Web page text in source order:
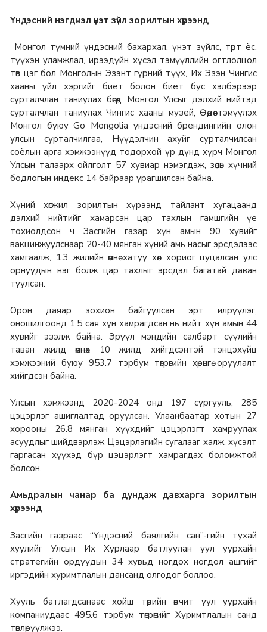
Үндэсний нэгдмэл үнэт зүйл зорилтын хүрээнд
Монгол түмний үндэсний бахархал, үнэт зүйлс, төрт ёс,
түүхэн уламжлал, ирээдүйн хүсэл тэмүүллийн огтлолцол
төв цэг бол Монголын Эзэнт гүрний түүх, Их Эзэн Чингис
хааны үйл хэргийг биет болон биет бус хэлбэрээр
сурталчлан таниулах бөгөөд Монгол Улсыг дэлхий нийтэд
сурталчлан таниулах Чингис хааны музей, Өөдөө тэмүүлэх
Монгол буюу Go Mongolia үндэсний брендингийн олон
улсын сурталчилгаа, Нүүдэлчин ахуйг сурталчилсан
соёлын арга хэмжээнүүд тодорхой үр дүнд хүрч Монгол
Улсын талаарх ойлголт 57 хувиар нэмэгдэж, зөөлөн хүчний
бодлогын индекс 14 байраар урагшилсан байна.
Хүний хөгжил зорилтын хүрээнд тайлант хугацаанд
дэлхий нийтийг хамарсан цар тахлын гамшгийн үе
тохиолдсон ч Засгийн газар хүн амын 90 хувийг
вакцинжуулснаар 20-40 мянган хүний амь насыг эрсдэлээс
хамгаалж, 1.3 жилийн өмнө хатуу хөл хориог цуцалсан улс
орнуудын нэг болж цар тахлыг эрсдэл багатай даван
туулсан.
Орон даяар зохион байгуулсан эрт илрүүлэг,
оношилгоонд 1.5 сая хүн хамрагдсан нь нийт хүн амын 44
хувийг эзэлж байна. Эрүүл мэндийн салбарт сүүлийн
таван жилд өмнөх 10 жилд хийгдсэнтэй тэнцэхүйц
хэмжээний буюу 953.7 тэрбум төгрөгийн хөрөнгө оруулалт
хийгдсэн байна.
Улсын хэмжээнд 2020-2024 онд 197 сургууль, 285
цэцэрлэг ашиглалтад оруулсан. Улаанбаатар хотын 27
хорооны 26.8 мянган хүүхдийг цэцэрлэгт хамруулах
асуудлыг шийдвэрлэж Цэцэрлэгийн сугалааг халж, хүсэлт
гаргасан хүүхэд бүр цэцэрлэгт хамрагдах боломжтой
болсон.
Амьдралын чанар ба дундаж давхарга зорилтын
хүрээнд
Засгийн газраас “Үндэсний баялгийн сан”-гийн тухай
хуулийг Улсын Их Хурлаар батлуулан уул уурхайн
стратегийн ордуудын 34 хувьд ногдох ногдол ашгийг
иргэдийн хуримтлалын дансанд олгодог боллоо.
Хууль батлагдсанаас хойш төрийн өмчит уул уурхайн
компаниудаас 495.6 тэрбум төгрөгийг Хуримтлалын санд
төвлөрүүлжээ.